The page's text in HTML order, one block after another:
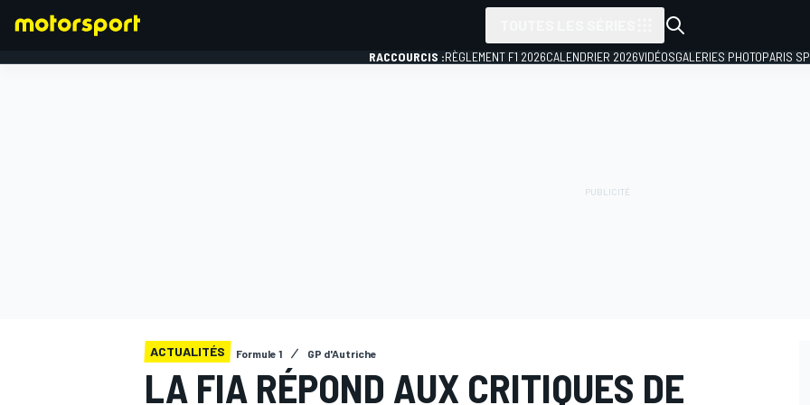
RACCOURCIS :RÈGLEMENT F1 2026CALENDRIER 2026VIDÉOSGALERIES PHOTOPARIS
ACTUALITÉS Formule 1 GP d'Autriche
LA FIA RÉPOND AUX CRITIQUES DE